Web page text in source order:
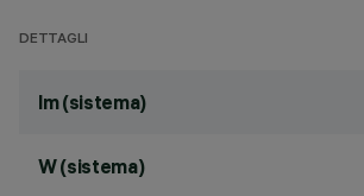
DETTAGLI
lm (sistema)
W (sistema)